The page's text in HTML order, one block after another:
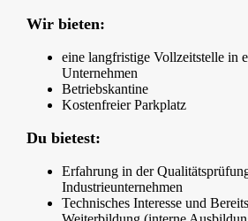
Wir bieten:
eine langfristige Vollzeitstelle in
Unternehmen
Betriebskantine
Kostenfreier Parkplatz
Du bietest:
Erfahrung in der
Industrieunternehmen
Technisches Interesse und